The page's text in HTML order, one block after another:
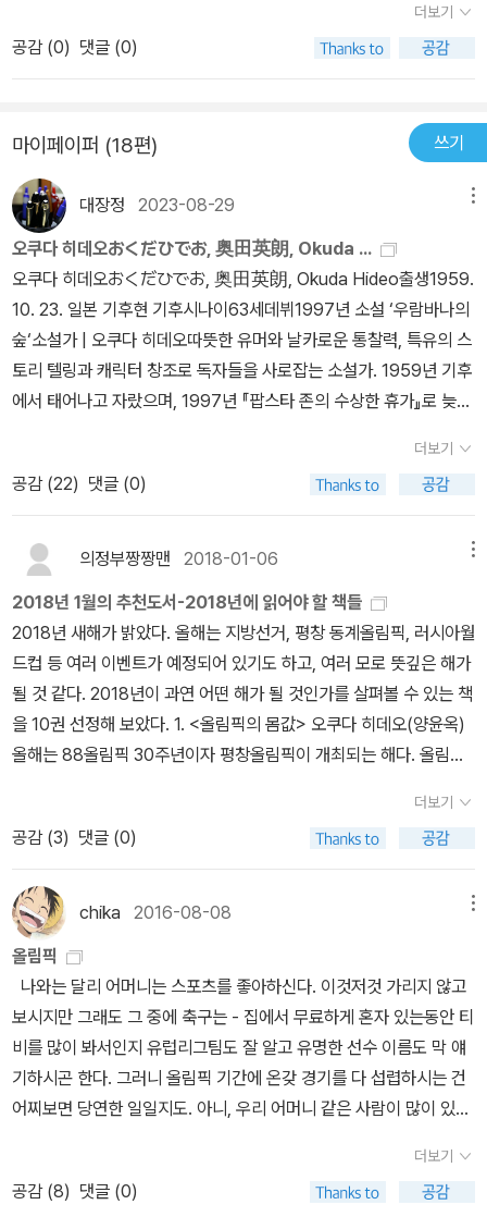
참하다. 생산과 발전에 따라 빈부의 격차는 다시 벌어지기 시작하고
이러한 불편함을 가리는 거대한 상징이 올림픽이었다. 그리고 올림픽
은 모든 모순과 갈등을 지우는 마법의 지팡이가 되어버린 것이다.비
진한 청년이 점점 체제내에서 양같이 순한 사람들을 대변하는 지도자
가 된다. 위임받지도 않고 협력하지도 않지만 더 이상 올림픽으로 상
징되는 모순된 지배구도를 파괴하기 위한 활동을 시작하는 것이다.
거기에는 고된 노동으로 죽어간 형과 같이 노동을 하던 동료들... 에
대한 인간적인 동정과 올림픽을 위해서라면 바닥의 인생들이 죽던 다
치던 신경쓰지 않는 지배층에 대한 분노가 더해진다.한계가 뚜렷함에
도 끝까지 자신의 길을 걸어간 한 사람의 이야기 속에서 민족과 계급,
이데올로기의 문제가 중첩되어 진행된다. 그때의 일본이 곧 지금의
일본으로 연결된다. 작가가 보기에 일본은 어떤 사회인 것일까? 그리
고그가 바라보는 일본 학생운동과 좌익은 어떠한 사람들인가? 사실
작가의 기준을 알지 못하겠다. 냉소적으로 바라보면서도 따뜻함을 잃
지 않는 그들의 행위가 작가가 좌익에게 갖는 애증이 아닐까?일본 이
고, 이것 역시 좌파의 시각에 경도된작가의 일단을 보여주는 것은 아
닌가 한다. 소설 속에서도 재일 조선인에 대한 평가가 나올때나마 주
의 깊게 바라보는 내 자신도 결국 민족적 한계를 벗어나진 못하나 보
다.평창 올림픽 유치가 국민적 이슈가되고 있다. 지배층이나 언론이
표를 의식해서 국가적 행사로 만들려고 노력하지만... 이제 21세기다.
쉽게 먹혀들지 않을 것이다. 그럼에도 그 영향력은 아직 건재하다. 소
설의 주인공의 고향은 이번 원전으로 유명해진 일본 동북지역이다.
시 가난해서 힘든 지역에 원전이 들어서려고 하고 있다. 무엇보다비
핵 평화의 문제에는 계급적 문제가 스며있다. 그리고 지배자들은 자
그만 부를 통해 빈자들에게 가장 위험한 물건을 던지려 한다. 그리고
그 전후관계를 모르는 사람은 그저 고마워할 뿐이고 그것만이 살 길
이라고 믿어버린다.그것이일본사회와 동일하게 움직이는 우리의 모
습이고...그렇게 무기력하게 끌려가면서도 저항한번 제대로 못하는
양들의 사회가 우리 사회임을 이 소설은보여주고 있다.
명목으로 돈을 요구한다. 그 돈으로 가난한 이들을 도우려는 것이다.
그래서, 올림픽이 인질이 된다.범인을 쫓는 그런 과정은 아무래도 히
가시노 게이고나 미야베 미유키에 비하면 허술할 수 밖에 없다. 하지
다시 이야기를 만들며 소설은 이야기덩이로 탈바꿈한다.‘최악’이나
‘방해자’보다는 한결 나았던, 이야기가 있는 소설로,재밌었다.
더보기
공감 (0) 댓글 (0)
마이페이퍼 (18편) 쓰기
대장정 2023-08-29
오쿠다 히데오おくだひでお, 奥田英朗, Okuda ...
오쿠다 히데오おくだひでお, 奥田英朗, Okuda Hideo출생1959.
10. 23. 일본 기후현 기후시나이63세데뷔1997년 소설 ‘우람바나의
숲‘소설가 | 오쿠다 히데오따뜻한 유머와 날카로운 통찰력, 특유의 스
토리 텔링과 캐릭터 창조로 독자들을 사로잡는 소설가. 1959년 기후
에서 태어나고 자랐으며, 1997년 『팝스타 존의 수상한 휴가』로 늦은
주인공으로 한 소설 『인 더 풀』로 나오키상 후보에 올랐으며, 2004
년 같은 주인공이 등장하는 『공중그네』로 제131회 나오키상을 수상
하며 최고의 인기 작가 반열에 올랐다. 쉽고 간결한 문체로 인간을 유
머러스하게 그려내면서도, 부조리한 세상에서 좌충우돌 살아가는 등
장인물들을 통해 독자들에게 잊고 있던 가치를 묻는 주제의식을 보여
준다. 포스트 하루키 세대를 이끄는 선두주자로 히가시노 게이고, 미
야베 미유키 등과 함께 본격문학과 대중문학의 경계를 자유롭게 오가
는 일본의 크로스오버 작가로 꼽힌다. 주요 작품으로는 제4회 오야부
하루히코상을 수상한 『방해』, 제20회 시바타 렌자부로상을 수상한
『오 해피 데이』, 제43회 요시카와 에이지 문학상을 수상한 『올림픽
의 몸값』 등과 함께, 『남쪽으로 튀어』 『소문의 여자』 『침묵의 거리에
더보기
공감 (22) 댓글 (0)
의정부짱짱맨 2018-01-06
2018년 1월의 추천도서-2018년에 읽어야 할 책들
2018년 새해가 밝았다. 올해는 지방선거, 평창 동계올림픽, 러시아월
드컵 등 여러 이벤트가 예정되어 있기도 하고, 여러 모로 뜻깊은 해가
될 것 같다. 2018년이 과연 어떤 해가 될 것인가를 살펴볼 수 있는 책
을 10권 선정해 보았다. 1. <올림픽의 몸값> 오쿠다 히데오(양윤옥)
올해는 88올림픽 30주년이자 평창올림픽이 개최되는 해다. 올림픽
다. 도쿄올림픽에 대해 테러사건이 벌어진다면이라는 가정을 두고 쓰
인 소설이다. 2. <헌법을 쓰는 시간> 김진한 올해 6월에 있을 지방
선거에서 개헌에 대한 국민투표 또한 있을지 없을지 모른다고 한다.
도대체 누가 왜 무엇을 어떻게 바꾸겠다는 것인지 모를 일이다. 개헌
이 정말 필요한지, 필요하다면 무엇을 어떻게 바꿔야 하는지에 대해
서 생각해 볼 수 있는 책을 추천한다. 3. <달의 궁전> 폴 오스터(황보
석) 지금으로부터 50년 전인 1968년은 프랑스 68혁명, 일본의 전
공투 운동, 미국의 베트남 반전 시위 등으로 전세계가 들끓었던 해다.
<달의 궁전>은 68-69년 당시에 뉴욕의 대학생이었던 주인공 마르
코가 겪는 사건들을 그리고 있어 당시의 시대상을 알 수 있고, 무엇보
다 재미있게 읽힌다. 4. <해방 후 3년> 조한성 건국, 혹은 정부 수립
으로부터 70년이 흘렀다. 건국이냐 정부 수립이냐를 놓고 논쟁이 벌
어지기도 하지만 1948년이 기념할 만한 의미있는 해라는 사실은 분
더보기
공감 (3) 댓글 (0)
chika 2016-08-08
올림픽
나와는 달리 어머니는 스포츠를 좋아하신다. 이것저것 가리지 않고
보시지만 그래도 그 중에 축구는 - 집에서 무료하게 혼자 있는동안 티
비를 많이 봐서인지 유럽리그팀도 잘 알고 유명한 선수 이름도 막 얘
기하시곤 한다. 그러니 올림픽 기간에 온갖 경기를 다 섭렵하시는 건
어찌보면 당연한 일일지도. 아니, 우리 어머니 같은 사람이 많이 있다
계에 대한 자랑(?)을 늘어놓는데 말끝에 '우리 방송에서는 최장 22시
간동안 올림픽 중계를'...어쩌구 하는데 그 말에 놀래다가 시간이 지나
더보기
공감 (8) 댓글 (0)